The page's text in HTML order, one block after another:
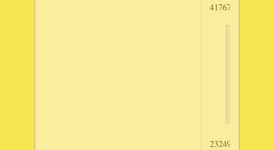
4176714351
2324948157